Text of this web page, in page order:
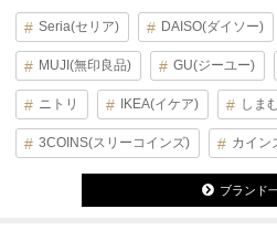
Seria(セリア) DAISO(ダイソー)
MUJI(無印良品) GU(ジーユー)
ニトリ IKEA(イケア) しま
3COINS(スリーコインズ) カイン
ブランド